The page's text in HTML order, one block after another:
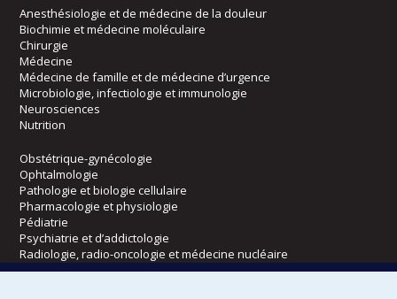
Anesthésiologie et de médecine de la douleur
Biochimie et médecine moléculaire
Chirurgie
Médecine
Médecine de famille et de médecine d’urgence
Microbiologie, infectiologie et immunologie
Neurosciences
Nutrition
Obstétrique-gynécologie
Ophtalmologie
Pathologie et biologie cellulaire
Pharmacologie et physiologie
Pédiatrie
Psychiatrie et d’addictologie
Radiologie, radio-oncologie et médecine nucléaire